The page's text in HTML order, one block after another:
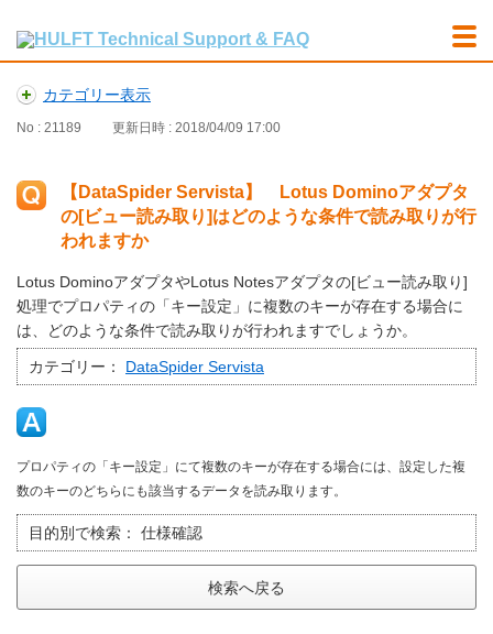
カテゴリー表示
No : 21189 更新日時 : 2018/04/09 17:00
【DataSpider Servista】 Lotus Dominoアダプタ
の[ビュー読み取り]はどのような条件で読み取りが行
われますか
Lotus DominoアダプタやLotus Notesアダプタの[ビュー読み取り]
処理でプロパティの「キー設定」に複数のキーが存在する場合に
は、どのような条件で読み取りが行われますでしょうか。
カテゴリー： DataSpider Servista
プロパティの「キー設定」にて複数のキーが存在する場合には、設定した複
数のキーのどちらにも該当するデータを読み取ります。
目的別で検索： 仕様確認
検索へ戻る